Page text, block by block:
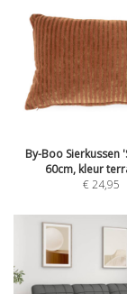
By-Boo Sierkussen
60cm, kleur
€ 24,95